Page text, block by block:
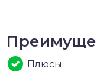
Плюсы: